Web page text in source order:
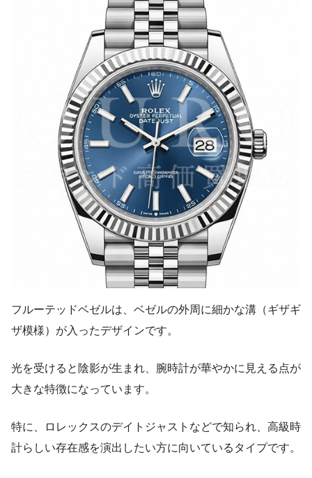
フルーテッドベゼルは、ベゼルの外周に細かな溝（ギザギ
ザ模様）が入ったデザインです。
光を受けると陰影が生まれ、腕時計が華やかに見える点が
大きな特徴になっています。
特に、ロレックスのデイトジャストなどで知られ、高級時
計らしい存在感を演出したい方に向いているタイプです。